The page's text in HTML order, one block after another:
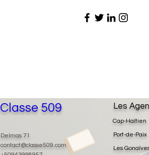
Classe 509
Delmas 71
contact@classe509.com
Les
Cap-Haïtien
Port-de-Paix
Les